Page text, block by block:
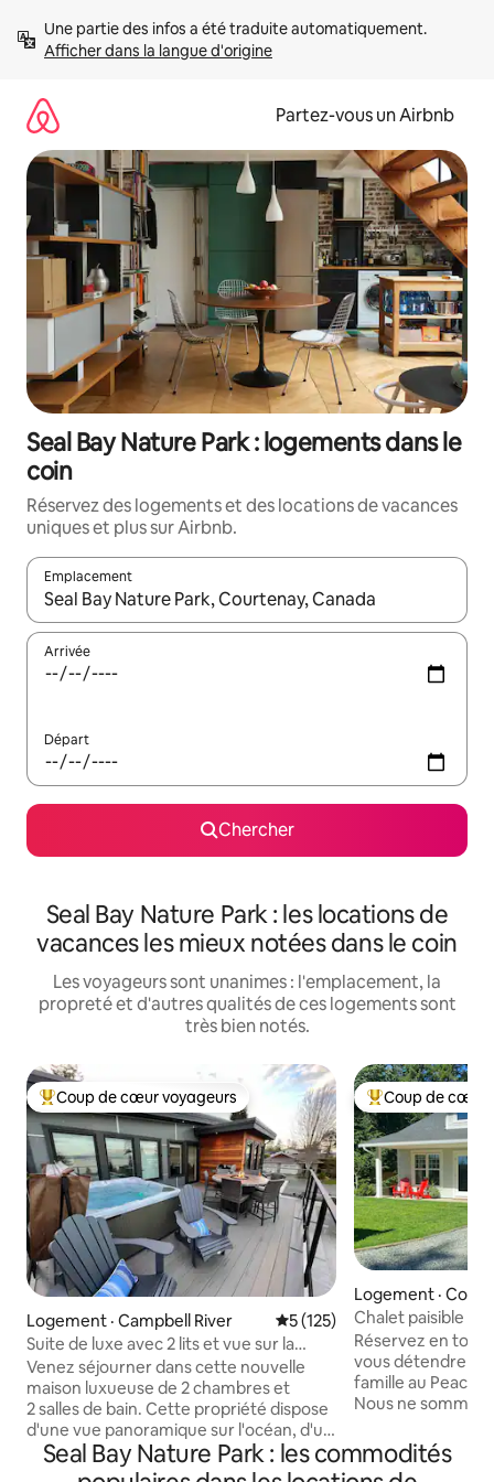
directement
Afficher dans la langue d'origine
Partez-vous un Airbnb
Seal Bay Nature Park : logements dans le
coin
Réservez des logements et des locations de vacances
uniques et plus sur Airbnb.
Emplacement
Quand les résultats sont affichés, parcourez-les en utilisant
Arrivée
Départ
Chercher
Seal Bay Nature Park : les locations de
vacances les mieux notées dans le coin
Les voyageurs sont unanimes : l'emplacement, la
propreté et d'autres qualités de ces logements sont
très bien notés.
Coup de cœur voyageurs parmi les plus aimés
Coup de cœur voyageurs
Logement · Campbell River Note moyenne de 5 sur 5,
5 (125)
Suite de luxe avec 2 lits et vue sur la
montagne - EV
Venez séjourner dans cette nouvelle
maison luxueuse de 2 chambres et
2 salles de bain. Cette propriété dispose
d'une vue panoramique sur l'océan, d'un
jacuzzi, d'une grande terrasse, d'un
chargeur de VE de niveau 2 et de tous
Coup de cœur
Coup de cœur
Logement ·
Réservez en
vous détendre
famille au
Nous ne sommes
Britannique, car
notre propriété
Seal Bay Nature Park : les commodités